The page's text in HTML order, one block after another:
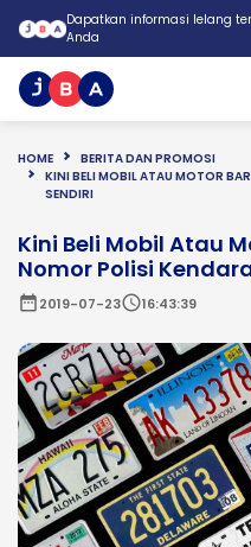
Dapatkan informasi lelang
Anda
HOME
BERITA DAN PROMOSI
KINI BELI MOBIL ATAU MOTOR
SENDIRI
Kini Beli Mobil Atau
Nomor Polisi
date_range2019-07-23schedule16:43:39